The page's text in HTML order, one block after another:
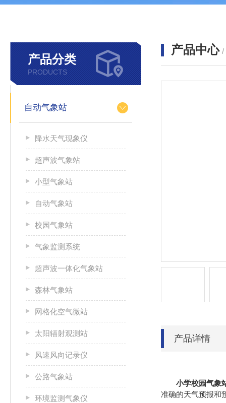
产品分类
PRODUCTS
自动气象站
降水天气现象仪
超声波气象站
小型气象站
自动气象站
校园气象站
气象监测系统
超声波一体化气象站
森林气象站
网格化空气微站
太阳辐射观测站
风速风向记录仪
公路气象站
环境监测气象仪
产品中心 /
产品详情
小学校园气象
准确的天气预报和